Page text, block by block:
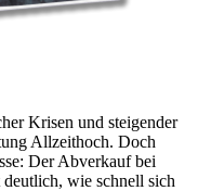
Krisen und steigender
Allzeithoch. Doch
Der Abverkauf bei
wie schnell sich